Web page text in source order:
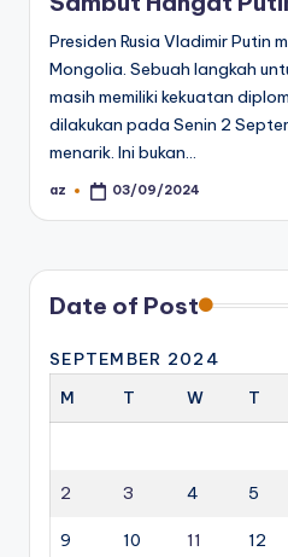
Presiden Rusia Vladimir Putin
Mongolia. Sebuah langkah
masih memiliki kekuatan
dilakukan pada Senin 2
menarik. Ini bukan…
Posted
az 03/09/2024
Date of Post
SEPTEMBER 2024
M
T W T
2 3 4 5
9 10 11 12